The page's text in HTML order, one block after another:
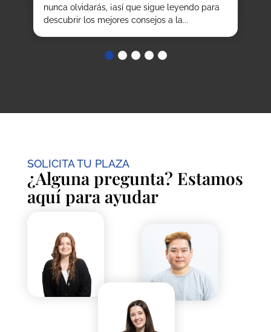
nunca olvidarás, ¡así que sigue leyendo para
descubrir los mejores consejos a la...
SOLICITA TU PLAZA
¿Alguna pregunta? Estamos
aquí para ayudar